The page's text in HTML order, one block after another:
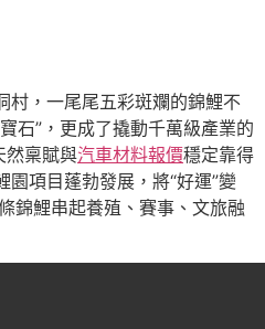
村，一尾尾五彩斑斕的錦鯉不
石”，更成了撬動千萬級產業的
然稟賦與汽車材料報價穩定靠得
項目蓬勃發展，將“好運”變
錦鯉串起養殖、賽事、文旅融